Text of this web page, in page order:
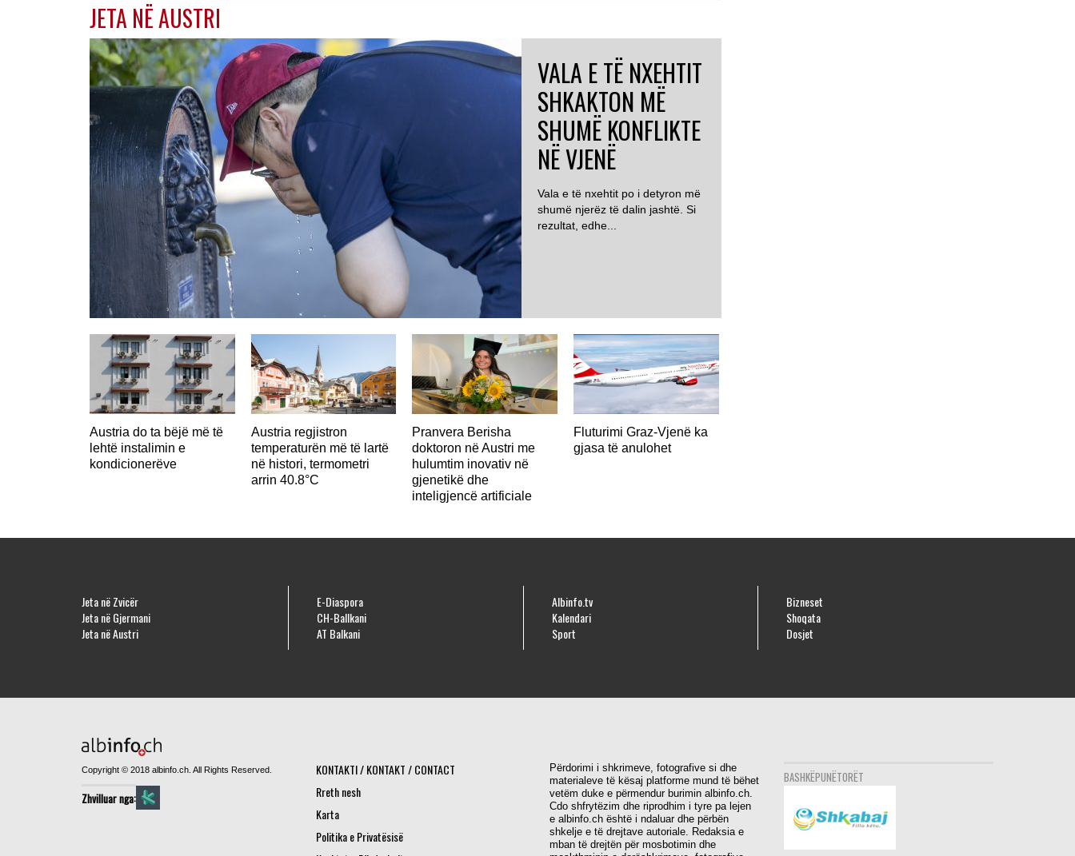
JETA NË AUSTRI
VALA E TË NXEHTIT
SHKAKTON MË
SHUMË KONFLIKTE
NË VJENË
Vala e të nxehtit po i detyron më
shumë njerëz të dalin jashtë. Si
rezultat, edhe...
Austria do ta bëjë më të
lehtë instalimin e
kondicionerëve
Austria regjistron
temperaturën më të lartë
në histori, termometri
arrin 40.8°C
Pranvera Berisha
doktoron në Austri me
hulumtim inovativ në
gjenetikë dhe
inteligjencë artificiale
Fluturimi Graz-Vjenë ka
gjasa të anulohet
Jeta në Zvicër
Jeta në Gjermani
Jeta në Austri
E-Diaspora
CH-Ballkani
AT Balkani
Albinfo.tv
Kalendari
Sport
Bizneset
Shoqata
Dosjet
Copyright © 2018 albinfo.ch. All Rights Reserved.
Zhvilluar nga:
KONTAKTI / KONTAKT / CONTACT
Rreth nesh
Karta
Politika e Privatësisë
Përdorimi i shkrimeve, fotografive si dhe
materialeve të kësaj platforme mund të bëhet
vetëm duke e përmendur burimin albinfo.ch.
Cdo shfrytëzim dhe riprodhim i tyre pa lejen
e albinfo.ch është i ndaluar dhe përbën
shkelje e të drejtave autoriale. Redaksia e
mban të drejtën për mosbotimin dhe
BASHKËPUNËTORËT